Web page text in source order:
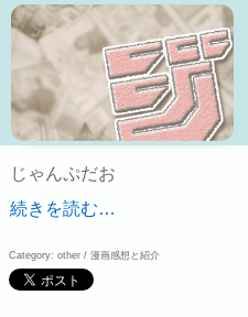
じゃんぷだお
続きを読む…
Category: other / 漫画感想と紹介